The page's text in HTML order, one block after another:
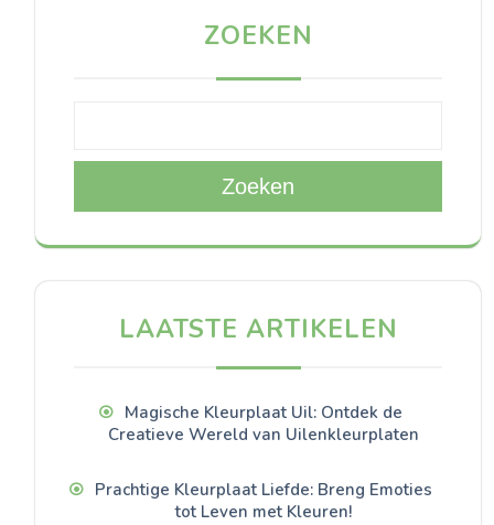
ZOEKEN
Zoeken
LAATSTE ARTIKELEN
Magische Kleurplaat Uil: Ontdek de
Creatieve Wereld van Uilenkleurplaten
Prachtige Kleurplaat Liefde: Breng Emoties
tot Leven met Kleuren!